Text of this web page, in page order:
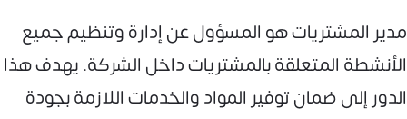
مدير المشتريات هو المسؤول عن إدارة وتنظيم جميع
الأنشطة المتعلقة بالمشتريات داخل الشركة. يهدف هذا
الدور إلى ضمان توفير المواد والخدمات اللازمة بجودة